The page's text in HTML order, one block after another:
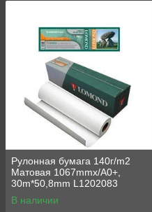
Рулонная бумага 140г/m2
Матовая 1067mmx/A0+,
30m*50,8mm L1202083
Lomond струйная печать
В наличии